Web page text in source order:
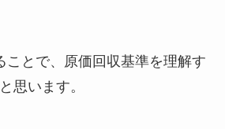
ことで、原価回収基準を理解す
思います。